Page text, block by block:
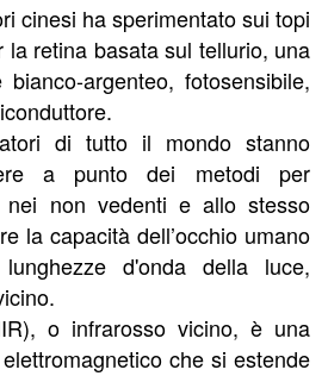
cinesi ha sperimentato sui topi
la retina basata sul tellurio, una
argenteo, fotosensibile,
di tutto il mondo stanno
a punto dei metodi per
nei non vedenti e allo stesso
la capacità dell’occhio umano
d'onda della luce,
o infrarosso vicino, è una
che si estende